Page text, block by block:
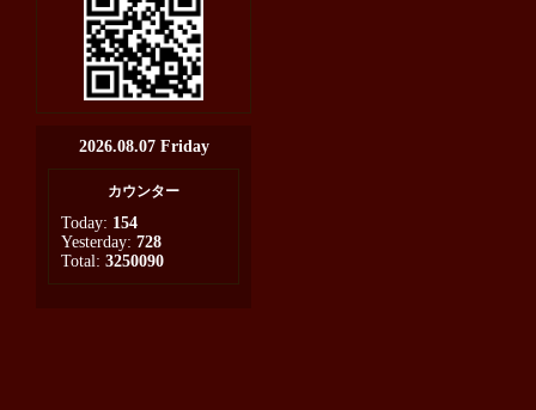
2026.08.07 Friday
カウンター
Today: 154
Yesterday: 728
Total: 3250090